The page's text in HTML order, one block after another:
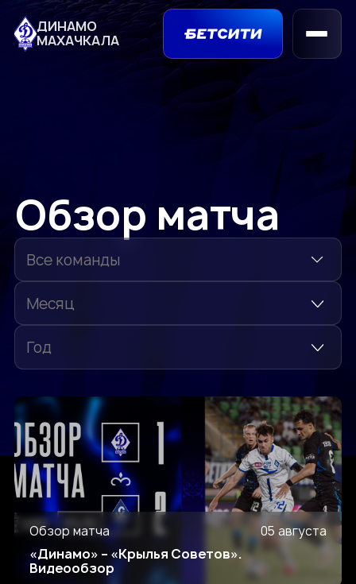
ДИНАМО
МАХАЧКАЛА
Обзор матча
Обзор матча 05 августа
«Динамо» – «Крылья Советов».
Видеообзор